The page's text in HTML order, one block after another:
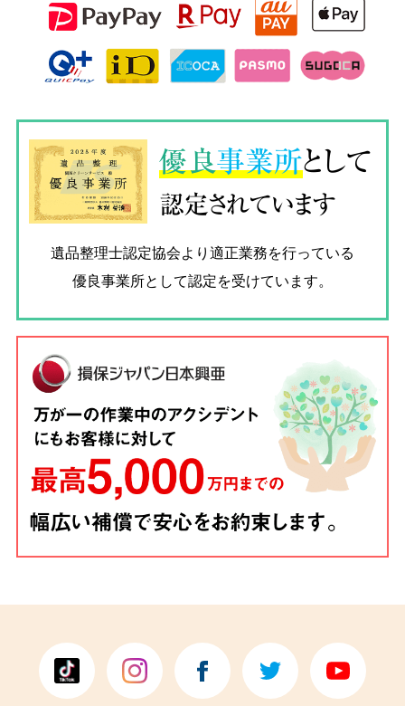
優良事業所として
認定されています
遺品整理士認定協会より適正業務を行っている
優良事業所として認定を受けています。